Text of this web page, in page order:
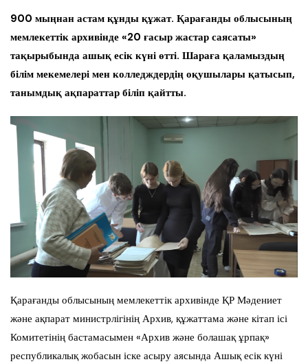
900 мыңнан астам құнды құжат. Қарағанды облысының
мемлекеттік архивінде «20 ғасыр жастар саясаты»
тақырыбында ашық есік күні өтті. Шараға қаламыздың
білім мекемелері мен колледждердің оқушылары қатысып,
танымдық ақпараттар біліп қайтты.
Қарағанды облысының мемлекеттік архивінде ҚР Мәдениет
және ақпарат министрлігінің Архив, құжаттама және кітап ісі
Комитетінің бастамасымен «Архив және болашақ ұрпақ»
республикалық жобасын іске асыру аясында Ашық есік күні